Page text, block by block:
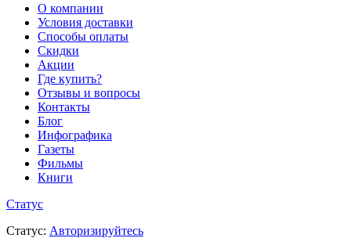
О компании
Условия доставки
Способы оплаты
Скидки
Акции
Где купить?
Отзывы и вопросы
Контакты
Блог
Инфографика
Газеты
Фильмы
Книги
Статус
Статус: Авторизируйтесь